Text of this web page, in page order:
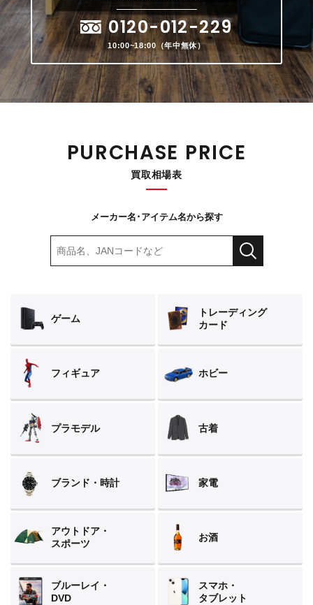
0120-012-229
10:00~18:00（年中無休）
PURCHASE PRICE
買取相場表
メーカー名･アイテム名から探す
ゲーム
トレーディング
カード
フィギュア ホビー
プラモデル 古着
ブランド・時計 家電
アウトドア・
スポーツ
お酒
ブルーレイ・
DVD
スマホ・
タブレット